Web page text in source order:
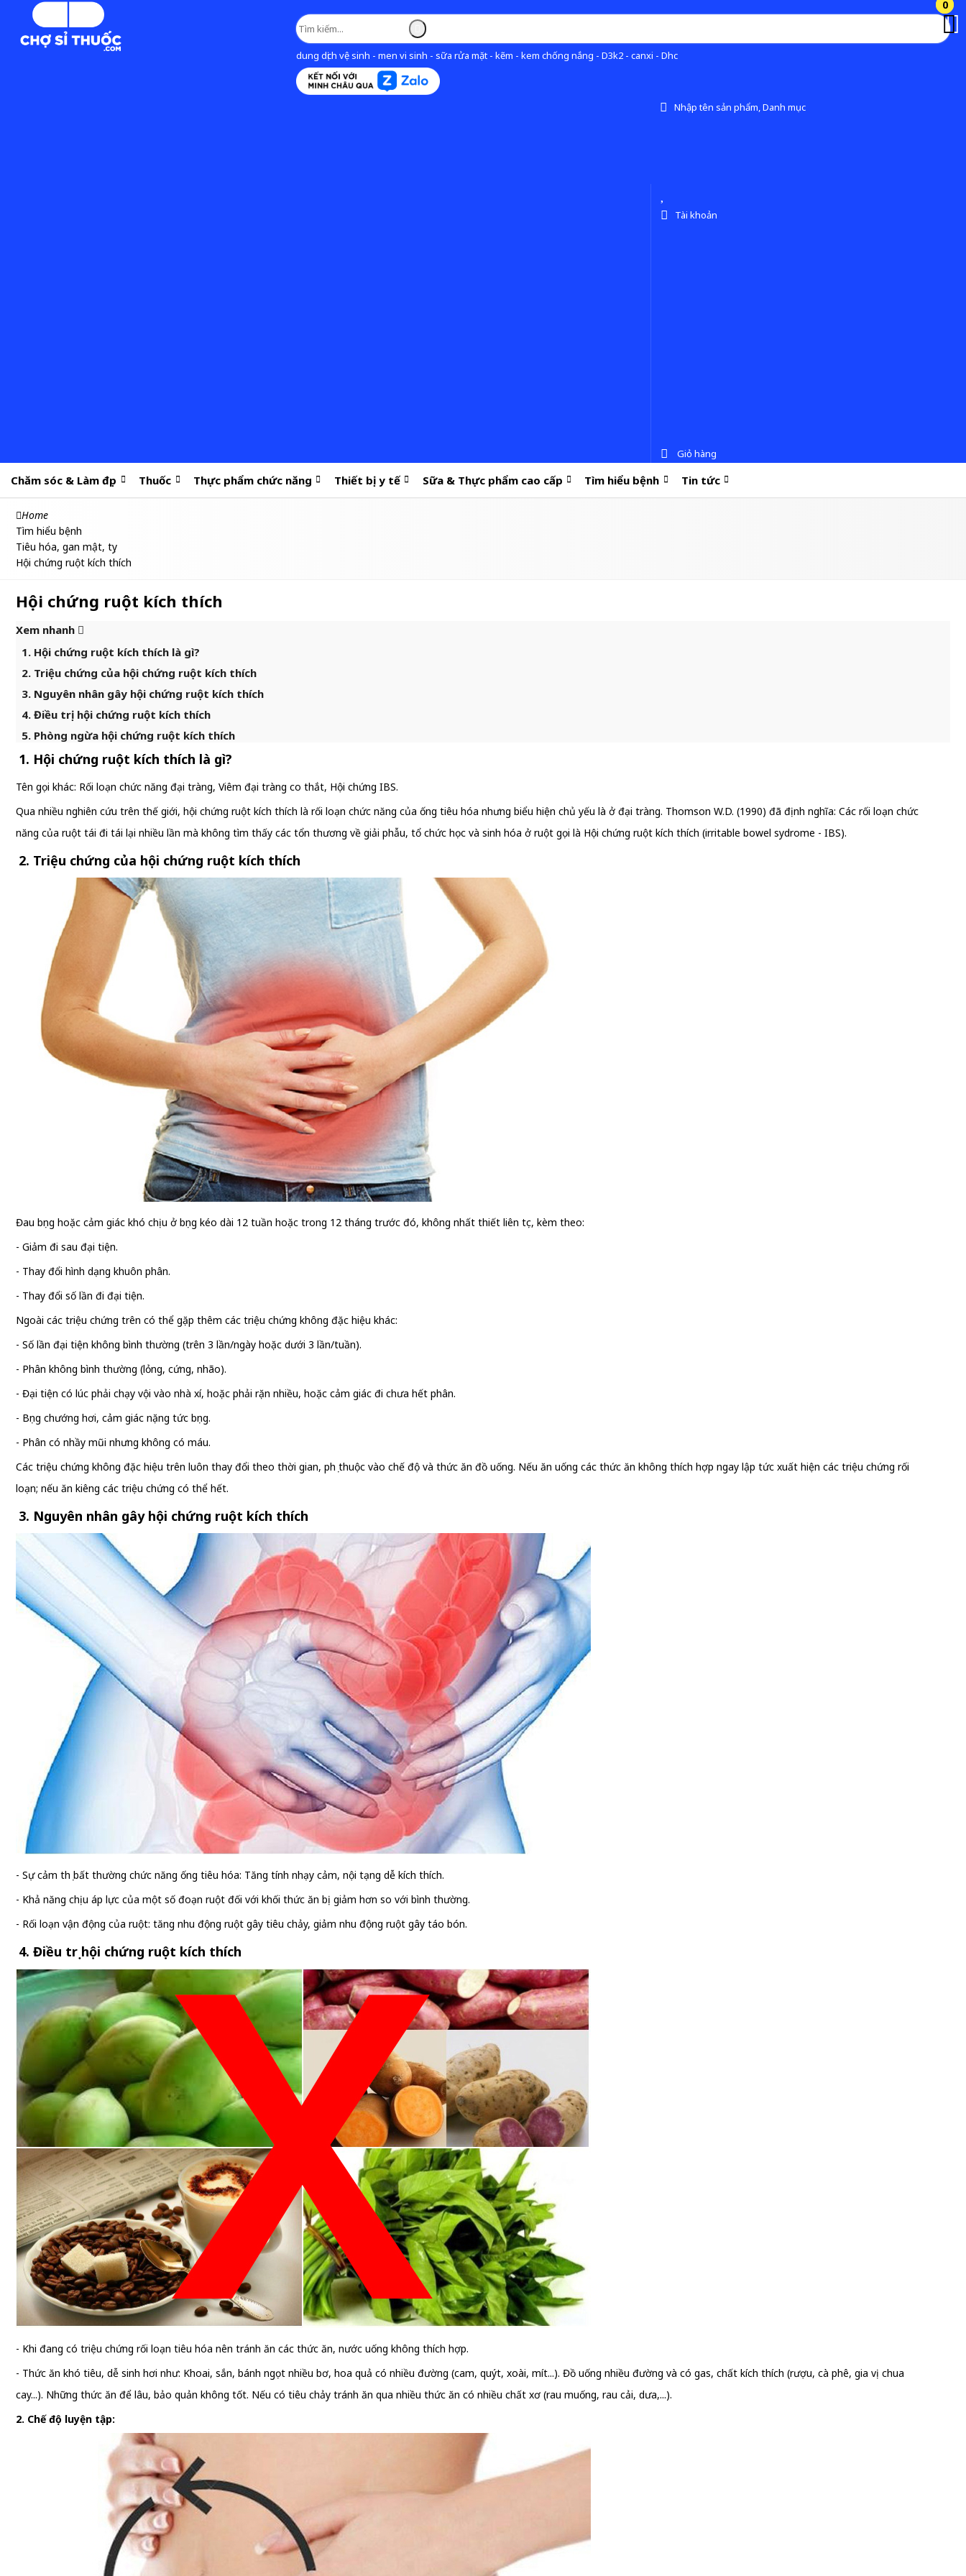
dung dịch vệ sinh - men vi sinh - sữa rửa mặt - kẽm - kem chống nắng - D3k2 - canxi - Dhc
Nhập tên sản phẩm, Danh mục
0
Tài khoản
0
Giỏ hàng
Chăm sóc & Làm đẹp Thuốc Thực phẩm chức năng Thiết bị y tế Sữa & Thực phẩm cao cấp Tìm hiểu bệnh Tin tức
Home
Tìm hiểu bệnh
Tiêu hóa, gan mật, tụy
Hội chứng ruột kích thích
Hội chứng ruột kích thích
Xem nhanh
1. Hội chứng ruột kích thích là gì?
2. Triệu chứng của hội chứng ruột kích thích
3. Nguyên nhân gây hội chứng ruột kích thích
4. Điều trị hội chứng ruột kích thích
5. Phòng ngừa hội chứng ruột kích thích
1. Hội chứng ruột kích thích là gì?
Tên gọi khác: Rối loạn chức năng đại tràng, Viêm đại tràng co thắt, Hội chứng IBS.
Qua nhiều nghiên cứu trên thế giới, hội chứng ruột kích thích là rối loạn chức năng của ống tiêu hóa nhưng biểu hiện chủ yếu là ở đại tràng. Thomson W.D. (1990) đã định nghĩa: Các rối loạn chức
năng của ruột tái đi tái lại nhiều lần mà không tìm thấy các tổn thương về giải phẫu, tổ chức học và sinh hóa ở ruột gọi là Hội chứng ruột kích thích (irritable bowel sydrome - IBS).
2. Triệu chứng của hội chứng ruột kích thích
Đau bụng hoặc cảm giác khó chịu ở bụng kéo dài 12 tuần hoặc trong 12 tháng trước đó, không nhất thiết liên tục, kèm theo:
- Giảm đi sau đại tiện.
- Thay đổi hình dạng khuôn phân.
- Thay đổi số lần đi đại tiện.
Ngoài các triệu chứng trên có thể gặp thêm các triệu chứng không đặc hiệu khác:
- Số lần đại tiện không bình thường (trên 3 lần/ngày hoặc dưới 3 lần/tuần).
- Phân không bình thường (lỏng, cứng, nhão).
- Đại tiện có lúc phải chạy vội vào nhà xí, hoặc phải rặn nhiều, hoặc cảm giác đi chưa hết phân.
- Bụng chướng hơi, cảm giác nặng tức bụng.
- Phân có nhầy mũi nhưng không có máu.
Các triệu chứng không đặc hiệu trên luôn thay đổi theo thời gian, phụ thuộc vào chế độ và thức ăn đồ uống. Nếu ăn uống các thức ăn không thích hợp ngay lập tức xuất hiện các triệu chứng rối
loạn; nếu ăn kiêng các triệu chứng có thể hết.
3. Nguyên nhân gây hội chứng ruột kích thích
- Sự cảm thụ bất thường chức năng ống tiêu hóa: Tăng tính nhạy cảm, nội tạng dễ kích thích.
- Khả năng chịu áp lực của một số đoạn ruột đối với khối thức ăn bị giảm hơn so với bình thường.
- Rối loạn vận động của ruột: tăng nhu động ruột gây tiêu chảy, giảm nhu động ruột gây táo bón.
4. Điều trị hội chứng ruột kích thích
- Khi đang có triệu chứng rối loạn tiêu hóa nên tránh ăn các thức ăn, nước uống không thích hợp.
- Thức ăn khó tiêu, dễ sinh hơi như: Khoai, sắn, bánh ngọt nhiều bơ, hoa quả có nhiều đường (cam, quýt, xoài, mít...). Đồ uống nhiều đường và có gas, chất kích thích (rượu, cà phê, gia vị chua
cay...). Những thức ăn để lâu, bảo quản không tốt. Nếu có tiêu chảy tránh ăn qua nhiều thức ăn có nhiều chất xơ (rau muống, rau cải, dưa,...).
2. Chế độ luyện tập: